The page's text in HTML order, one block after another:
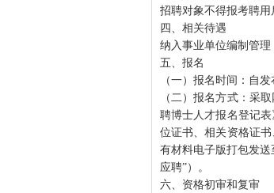
招聘对象不得报考聘用
四、相关待遇
纳入事业单位编制管理
五、报名
（一）报名时间：自
（二）报名方式：采
聘博士人才报名登记
位证书、相关资格证
有材料电子版打包发送
应聘”）。
六、资格初审和复审